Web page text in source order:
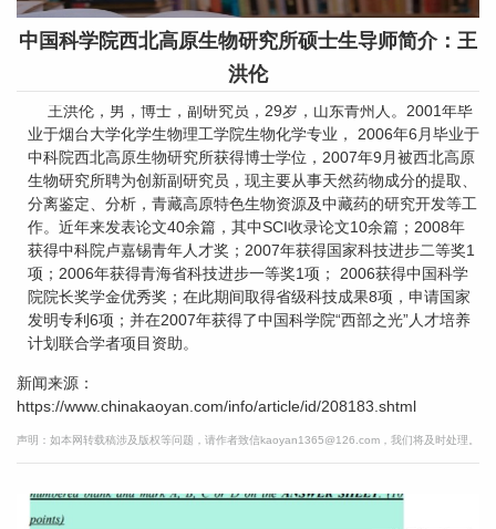
中国科学院西北高原生物研究所硕士生导师简介：王
洪伦
王洪伦，男，博士，副研究员，29岁，山东青州人。2001年毕
业于烟台大学化学生物理工学院生物化学专业， 2006年6月毕业于
中科院西北高原生物研究所获得博士学位，2007年9月被西北高原
生物研究所聘为创新副研究员，现主要从事天然药物成分的提取、
分离鉴定、分析，青藏高原特色生物资源及中藏药的研究开发等工
作。近年来发表论文40余篇，其中SCI收录论文10余篇；2008年
获得中科院卢嘉锡青年人才奖；2007年获得国家科技进步二等奖1
项；2006年获得青海省科技进步一等奖1项； 2006获得中国科学
院院长奖学金优秀奖；在此期间取得省级科技成果8项，申请国家
发明专利6项；并在2007年获得了中国科学院“西部之光”人才培养
计划联合学者项目资助。
新闻来源：
https://www.chinakaoyan.com/info/article/id/208183.shtml
声明：如本网转载稿涉及版权等问题，请作者致信kaoyan1365@126.com，我们将及时处理。